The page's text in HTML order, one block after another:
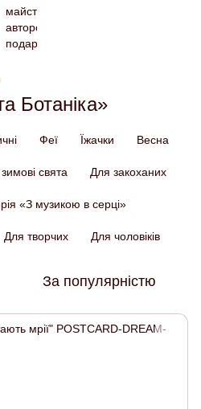
Ботаніка»
Феї Їжачки Весна
свята Для закоханих
«З музикою в серці»
Для творчих Для чоловіків
За популярністю